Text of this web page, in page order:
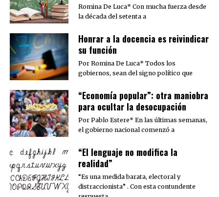
Romina De Luca* Con mucha fuerza desde
la década del setenta a
​Honrar a la docencia es reivindicar
su función
Por Romina De Luca* Todos los
gobiernos, sean del signo político que
“Economía popular”: otra maniobra
para ocultar la desocupación
Por Pablo Estere* En las últimas semanas,
el gobierno nacional comenzó a
“El lenguaje no modifica la
realidad”
“Es una medida barata, electoral y
distraccionista” . Con esta contundente